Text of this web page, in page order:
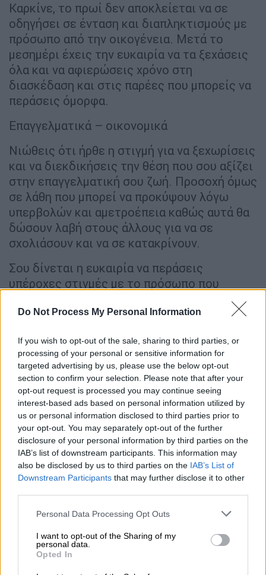
Do Not Process My Personal Information
If you wish to opt-out of the sale, sharing to third parties, or
processing of your personal or sensitive information for
targeted advertising by us, please use the below opt-out
section to confirm your selection. Please note that after your
opt-out request is processed you may continue seeing
interest-based ads based on personal information utilized by
us or personal information disclosed to third parties prior to
your opt-out. You may separately opt-out of the further
disclosure of your personal information by third parties on the
IAB’s list of downstream participants. This information may
also be disclosed by us to third parties on the IAB’s List of
Downstream Participants that may further disclose it to other
Please note that this website/app uses one or more Google
not limited to your visit or usage behaviour. You may click to
grant or deny consent to Google and its third-party tags to
use your data for below specified purposes in below Google
Personal Data Processing Opt Outs
I want to opt-out of the Sharing of my
personal data.
Opted In
Καρκίνε, το πρωί δεν αποκλείεται να σε
οδηγήσει σε ένταση και διαπληκτισμούς με
πρόσωπο από την οικογένεια. Μετά το
μεσημέρι έχεις την ευκαιρία να τα ξεχάσεις
όλα και να αφιερώσεις χρόνο στη
διασκέδαση και στις παρέες που μπορείς να
περάσεις όμορφα.
Επαγγελματικά – οικονομικά
Νιώθεις ότι ήρθε η στιγμή για να ξεχωρίσεις
και να διεκδικήσεις την θέση που σου αξίζει
στην επαγγελματική σου ζωή. Προσοχή όμως
σε λάθη που μπορεί να προκύψουν λόγω
υπερβολών και αμετροέπεια καθώς αυτά θα
δώσουν λαβή στους άλλους για να σε
σχολιάσουν και να σε κατακρίνουν.
Σου δίνεται η ευκαιρία να περάσεις
υπέροχες στιγμές με το πρόσωπο που
αγαπάς, φρόντισε να μην σπαταλήσεις χρόνο
σε εγωκεντρικές συμπεριφορές. Αν είσαι
παιχνίδι της αγάπης μπορεί να φέρει
σημαντικά πρόσωπα στην προσωπική σου
ζωή.
ΛΕΩΝ
Λέοντα, το πρωί δεν αποκλείεται να
δημιουργήσει ζητήματα με πρόσωπα του
κοντινού περιβάλλοντος που θα σε
απογοητεύσουν. Μετά το μεσημέρι θέλεις να
αφιερώσεις χρόνο στην οικογένεια και σε
τρυφερότητα.
Επαγγελματικά – οικονομικά